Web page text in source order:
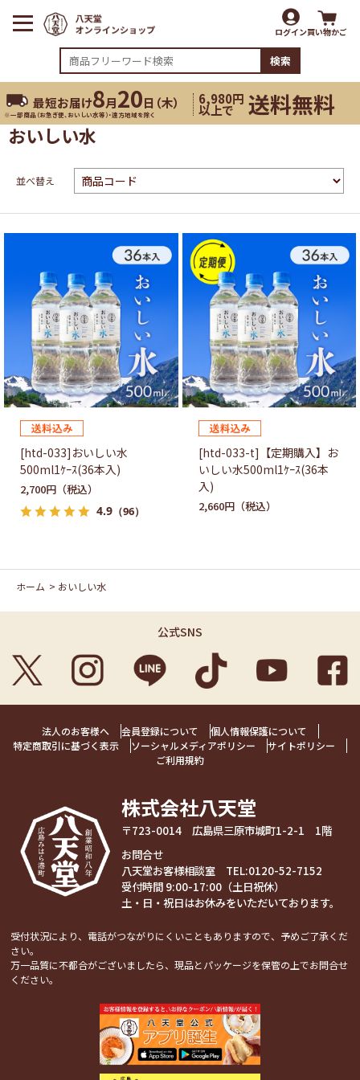
ログイン買い物かご
検索
最短お届け8月20日（木）
※一部商品（お急ぎ便、おいしい水等）・遠方地域を除く
6,980円
以上で 送料無料
おいしい水
並べ替え
[htd-033]おいしい水
500ml1ｹｰｽ(36本入)
2,700円
4.9 （96）
[htd-033-t]【定期購入】お
いしい水500ml1ｹｰｽ(36本
入)
2,660円
ホーム > おいしい水
公式SNS
法人のお客様へ 会員登録について
個人情報保護について
特定商取引に基づく表示
ソーシャルメディアポリシー
サイトポリシー
ご利用規約
株式会社八天堂
〒723-0014 広島県三原市城町1-2-1 1階
お問合せ
八天堂お客様相談室 TEL:0120-52-7152
受付時間 9:00-17:00（土日祝休）
土・日・祝日はお休みをいただいております。
受付状況により、電話がつながりにくいこともありますので、予めご了承くだ
さい。
万一品質に不都合がございましたら、現品とパッケージを保管の上でお問合せ
ください。